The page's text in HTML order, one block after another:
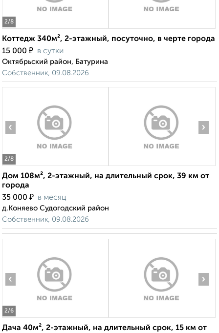
2/8
Коттедж 340м², 2-этажный, посуточно, в черте города
15 000 ₽ в сутки
Октябрьский район, Батурина
Собственник, 09.08.2026
2/8
‹ ›
Дом 108м², 2-этажный, на длительный срок, 39 км от
города
35 000 ₽ в месяц
д.Коняево Судогодский район
Собственник, 09.08.2026
2/6
‹ ›
Дача 40м², 2-этажный, на длительный срок, 15 км от